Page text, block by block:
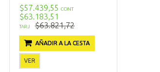
$57.439,55 CONT
$63.183,51
TARJ $63.821,72
AÑADIR A LA CESTA
VER